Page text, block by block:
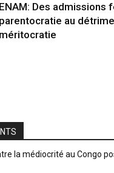
ENAM: Des admissions
parentocratie au
méritocratie
la médiocrité au Congo